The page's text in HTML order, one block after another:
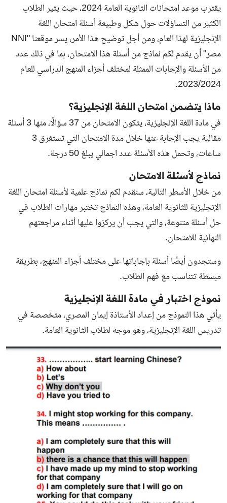
يقترب موعد امتحانات الثانوية العامة 2024، حيث يثير الطلاب
الكثير من التساؤلات حول شكل وطبيعة أسئلة امتحان اللغة
الإنجليزية لهذا العام، ومن أجل توضيح هذا الأمر، يسر موقعنا "NNI
مصر" أن يقدم لكم نماذج من أسئلة هذا الامتحان، بما في ذلك عدد
من الأسئلة والإجابات الممثلة لمختلف أجزاء المنهج الدراسي للعام
2023/2024.
ماذا يتضمن امتحان اللغة الإنجليزية؟
في مادة اللغة الإنجليزية، يتكون الامتحان من 37 سؤالًا، منها 3 أسئلة
مقالية يجب الإجابة عنها خلال مدة الامتحان التي تستغرق 3
ساعات، وتحمل هذه الأسئلة عدد اجمالي يبلغ 50 درجة.
نماذج لأسئلة الامتحان
من خلال الأسطر التالية، سنقدم لكم نماذج علمية لأسئلة امتحان اللغة
الإنجليزية للثانوية العامة، وهذه النماذج تختبر مهارات الطلاب في
حل أسئلة متنوعة، والتي يجب أن يركزوا عليها أثناء مراجعتهم
النهائية للامتحان.
وستجدون أيضًا أسئلة بإجاباتها على مختلف أجزاء المنهج، بطريقة
مبسطة تتناسب مع فهم الطلاب.
نموذج اختبار في مادة اللغة الإنجليزية
يأتي هذا النموذج من إعداد الأستاذة إيمان المصري، متخصصة في
تدريس اللغة الإنجليزية، وهو موجه لطلاب الثانوية العامة.